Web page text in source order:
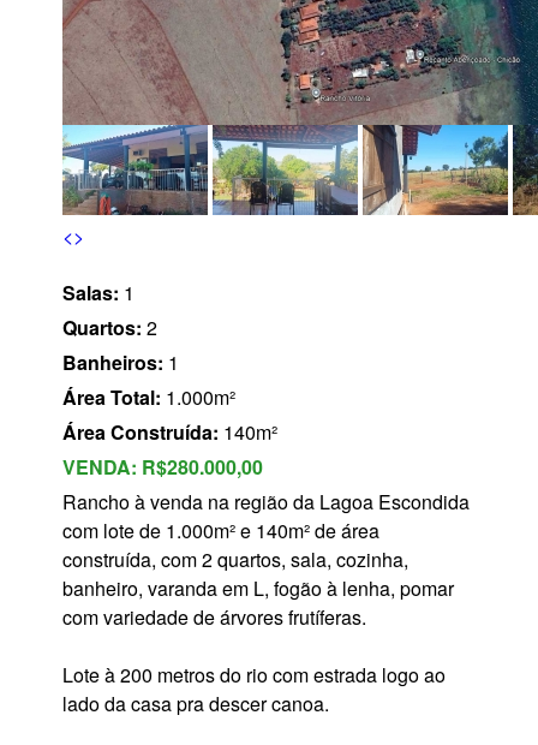
<>
Salas: 1
Quartos: 2
Banheiros: 1
Área Total: 1.000m²
Área Construída: 140m²
VENDA: R$280.000,00
Rancho à venda na região da Lagoa Escondida
com lote de 1.000m² e 140m² de área
construída, com 2 quartos, sala, cozinha,
banheiro, varanda em L, fogão à lenha, pomar
com variedade de árvores frutíferas.
Lote à 200 metros do rio com estrada logo ao
lado da casa pra descer canoa.